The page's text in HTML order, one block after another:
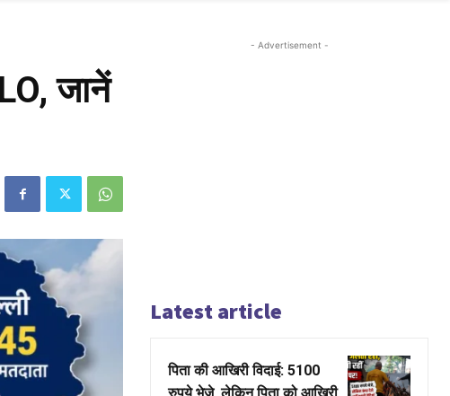
जानें
- Advertisement -
Latest article
पिता की आखिरी विदाई: 5100